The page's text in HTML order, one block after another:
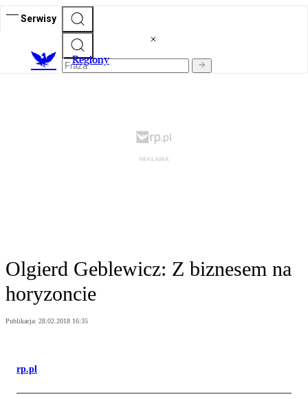
Serwisy
Regiony
Olgierd Geblewicz: Z biznesem na
horyzoncie
Publikacja: 28.02.2018 16:35
rp.pl